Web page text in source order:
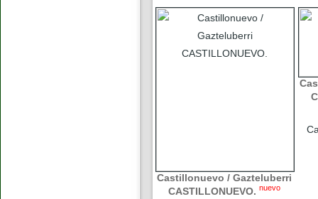
Castillonuevo / Gazteluberri
CASTILLONUEVO. nuevo